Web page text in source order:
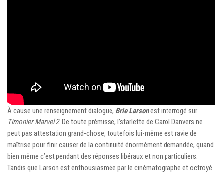
À cause une renseignement dialogue, Brie Larsonest interrogé sur
Timonier Marvel 2. De toute prémisse, l’starlette de Carol Danvers ne
peut pas attestation grand-chose, toutefois lui-même est ravie de
maîtrise pour finir causer de la continuité énormément demandée, quand
bien même c’est pendant des réponses libéraux et non particuliers.
Tandis que Larson est enthousiasmée par le cinématographe et octroyé